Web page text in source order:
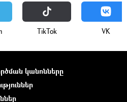
ТikТоk VK
կանոնները